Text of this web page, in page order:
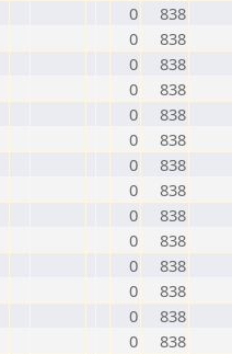
0
838
0
838
0
838
0
838
0
838
0
838
0
838
0
838
0
838
0
838
0
838
0
838
0
838
0
838